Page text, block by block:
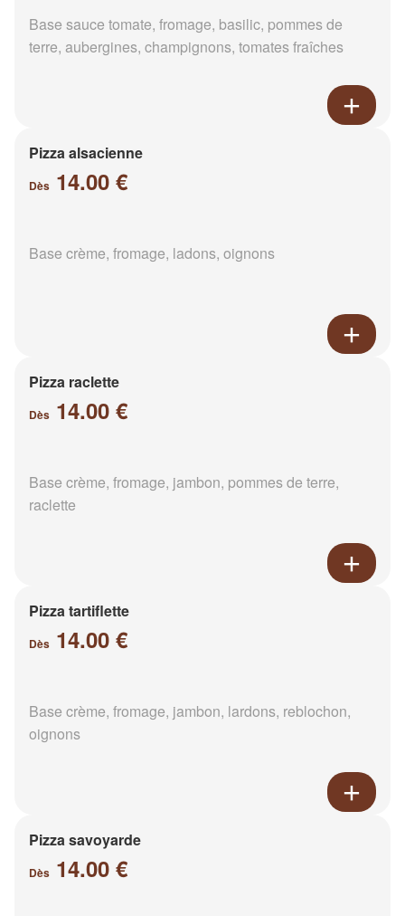
Base sauce tomate, fromage, basilic, pommes de
terre, aubergines, champignons, tomates fraîches
Pizza alsacienne
Dès 14.00 €
Base crème, fromage, ladons, oignons
Pizza raclette
Dès 14.00 €
Base crème, fromage, jambon, pommes de terre,
raclette
Pizza tartiflette
Dès 14.00 €
Base crème, fromage, jambon, lardons, reblochon,
oignons
Pizza savoyarde
Dès 14.00 €